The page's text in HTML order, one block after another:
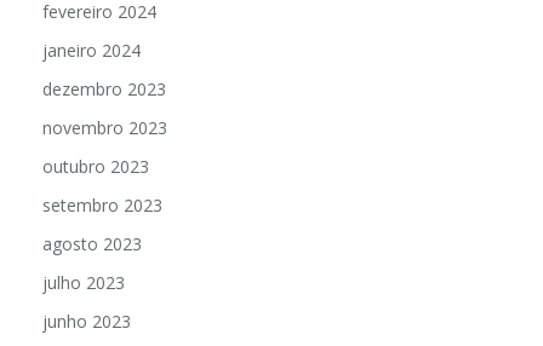
fevereiro 2024
janeiro 2024
dezembro 2023
novembro 2023
outubro 2023
setembro 2023
agosto 2023
julho 2023
junho 2023